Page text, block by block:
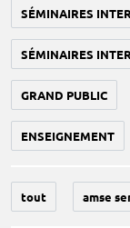
SÉMINAIRES
SÉMINAIRES
GRAND PUBLIC
ENSEIGNEMENT
tout amse